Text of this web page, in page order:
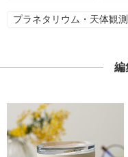
プラネタリウム・天体観測
編